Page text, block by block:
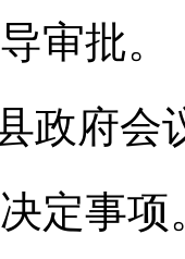
审批。
政府会
定事项